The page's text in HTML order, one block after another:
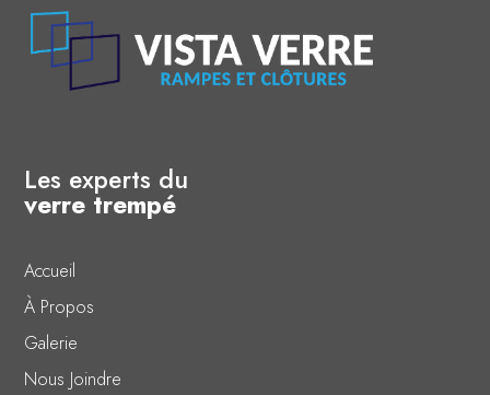
Les experts du
verre trempé
Accueil
À Propos
Galerie
Nous Joindre